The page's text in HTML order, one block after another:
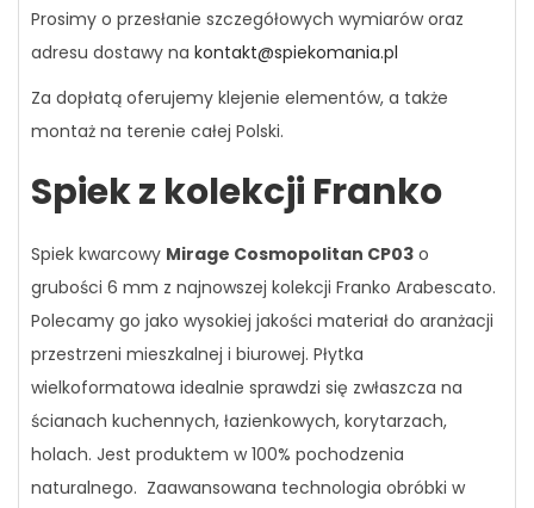
Prosimy o przesłanie szczegółowych wymiarów oraz
adresu dostawy na kontakt@spiekomania.pl
Za dopłatą oferujemy klejenie elementów, a także
montaż na terenie całej Polski.
Spiek z kolekcji Franko
Spiek kwarcowy Mirage Cosmopolitan CP03 o
grubości 6 mm z najnowszej kolekcji Franko Arabescato.
Polecamy go jako wysokiej jakości materiał do aranżacji
przestrzeni mieszkalnej i biurowej. Płytka
wielkoformatowa idealnie sprawdzi się zwłaszcza na
ścianach kuchennych, łazienkowych, korytarzach,
holach. Jest produktem w 100% pochodzenia
naturalnego. Zaawansowana technologia obróbki w